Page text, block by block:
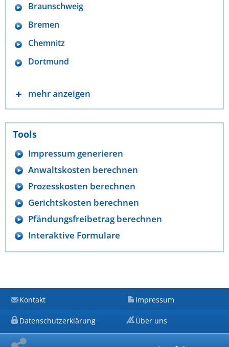
Braunschweig
Bremen
Chemnitz
Dortmund
mehr anzeigen
Tools
Impressum generieren
Anwaltskosten berechnen
Prozesskosten berechnen
Gerichtskosten berechnen
Pfändungsfreibetrag berechnen
Interaktive Formulare
Kontakt Impressum
Datenschutzerklärung Über uns